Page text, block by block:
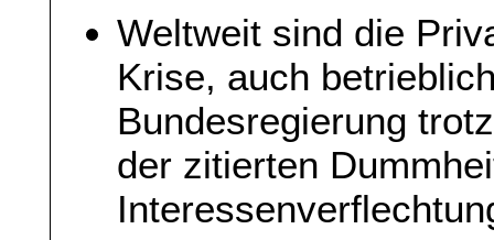
Weltweit sind die
Krise, auch
Bundesregierung
der zitierten